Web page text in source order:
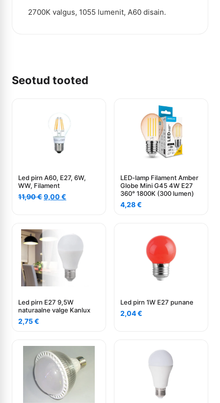
2700K valgus, 1055 lumenit, A60 disain.
Seotud tooted
Led pirn A60, E27, 6W,
WW, Filament
11,90€Algne
9,00 €
LED-lamp Filament Amber
Globe Mini G45 4W E27
360° 1800K (300 lumen)
4,28€
Led pirn E27 9,5W
naturaalne valge Kanlux
2,75€
Led pirn 1W E27 punane
2,04€